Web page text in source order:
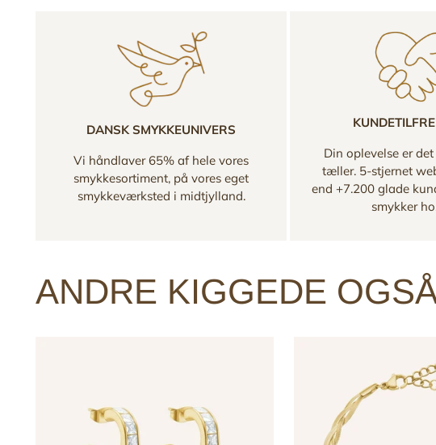
DANSK SMYKKEUNIVERS
Vi håndlaver 65% af hele vores
smykkesortiment, på vores eget
smykkeværksted i midtjylland.
Din oplevelse er
tæller. 5-stjernet
end +7.200 glade
smykker
ANDRE KIGGEDE